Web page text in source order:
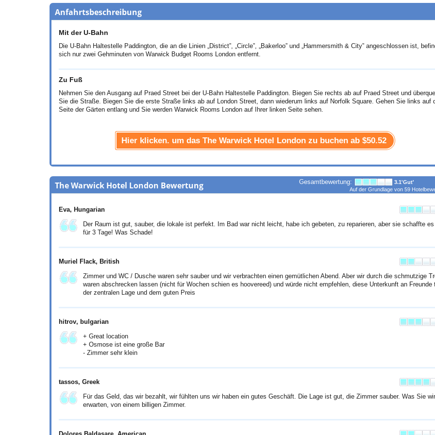
Anfahrtsbeschreibung
Mit der U-Bahn
Die U-Bahn Haltestelle Paddington, die an die Linien „District”, „Circle”, „Bakerloo” und „Hammersmith & City” angeschlossen ist,
sich nur zwei Gehminuten von Warwick Budget Rooms London entfernt.
Zu Fuß
Nehmen Sie den Ausgang auf Praed Street bei der U-Bahn Haltestelle Paddington. Biegen Sie rechts ab auf Praed Street und
Sie die Straße. Biegen Sie die erste Straße links ab auf London Street, dann wiederum links auf Norfolk Square. Gehen Sie links auf
Seite der Gärten entlang und Sie werden Warwick Rooms London auf Ihrer linken Seite sehen.
Hier klicken. um das The Warwick Hotel London zu buchen ab $50.52
The Warwick Hotel London Bewertung Gesamtbewertung: 3.1'Gut'
Auf der Grundlage von 59
Eva, Hungarian
Der Raum ist gut, sauber, die lokale ist perfekt. Im Bad war nicht leicht, habe ich gebeten, zu reparieren, aber sie schaffte
für 3 Tage! Was Schade!
Muriel Flack, British
Zimmer und WC / Dusche waren sehr sauber und wir verbrachten einen gemütlichen Abend. Aber wir durch die schmutzige
waren abschrecken lassen (nicht für Wochen schien es hoovereed) und würde nicht empfehlen, diese Unterkunft an Freunde
der zentralen Lage und dem guten Preis
hitrov, bulgarian
+ Great location
+ Osmose ist eine große Bar
- Zimmer sehr klein
tassos, Greek
Für das Geld, das wir bezahlt, wir fühlten uns wir haben ein gutes Geschäft. Die Lage ist gut, die Zimmer sauber. Was Sie
erwarten, von einem billigen Zimmer.